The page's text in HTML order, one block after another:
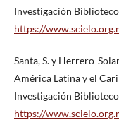
Investigación
https://
Santa, S. y Herrero-
América Latina y el
Investigación
https://